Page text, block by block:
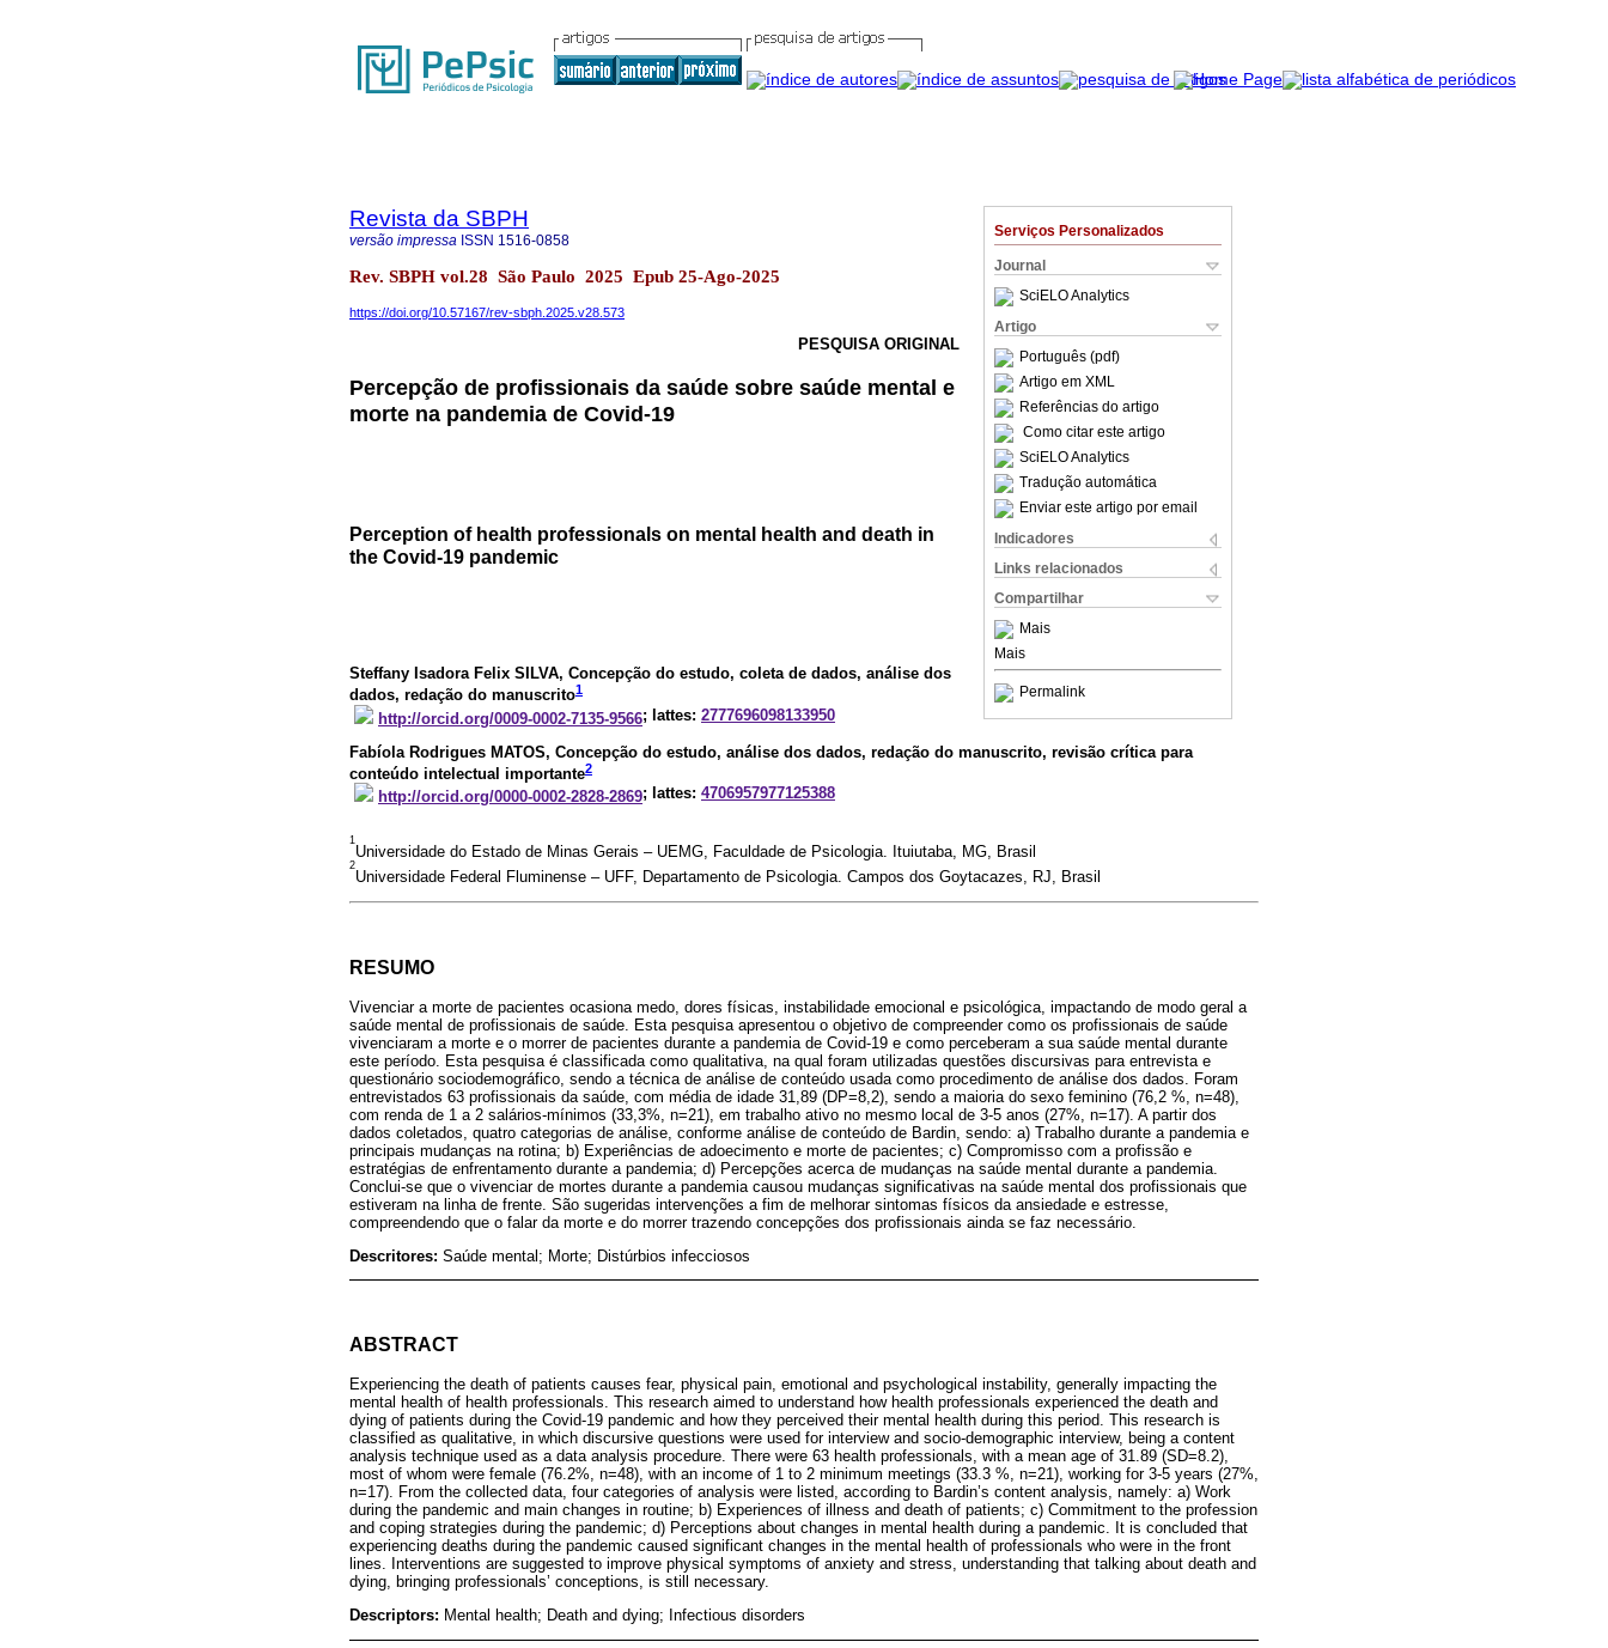
Serviços Personalizados
Journal
SciELO Analytics
Artigo
Português (pdf)
Artigo em XML
Referências do artigo
Como citar este artigo
SciELO Analytics
Tradução automática
Enviar este artigo por email
Indicadores
Links relacionados
Compartilhar
Mais
Mais
Permalink
Revista da SBPH
versão impressa ISSN 1516-0858
Rev. SBPH vol.28 São Paulo 2025 Epub 25-Ago-2025
https://doi.org/10.57167/rev-sbph.2025.v28.573
PESQUISA ORIGINAL
Percepção de profissionais da saúde sobre saúde mental e
morte na pandemia de Covid-19
Perception of health professionals on mental health and death in
the Covid-19 pandemic
Steffany Isadora Felix SILVA, Concepção do estudo, coleta de dados, análise dos
dados, redação do manuscrito1
http://orcid.org/0009-0002-7135-9566; lattes: 2777696098133950
Fabíola Rodrigues MATOS, Concepção do estudo, análise dos dados, redação do manuscrito, revisão crítica para
conteúdo intelectual importante2
http://orcid.org/0000-0002-2828-2869; lattes: 4706957977125388
1
Universidade do Estado de Minas Gerais – UEMG, Faculdade de Psicologia. Ituiutaba, MG, Brasil
2
Universidade Federal Fluminense – UFF, Departamento de Psicologia. Campos dos Goytacazes, RJ, Brasil
RESUMO
Vivenciar a morte de pacientes ocasiona medo, dores físicas, instabilidade emocional e psicológica, impactando de modo geral a
saúde mental de profissionais de saúde. Esta pesquisa apresentou o objetivo de compreender como os profissionais de saúde
vivenciaram a morte e o morrer de pacientes durante a pandemia de Covid-19 e como perceberam a sua saúde mental durante
este período. Esta pesquisa é classificada como qualitativa, na qual foram utilizadas questões discursivas para entrevista e
questionário sociodemográfico, sendo a técnica de análise de conteúdo usada como procedimento de análise dos dados. Foram
entrevistados 63 profissionais da saúde, com média de idade 31,89 (DP=8,2), sendo a maioria do sexo feminino (76,2 %, n=48),
com renda de 1 a 2 salários-mínimos (33,3%, n=21), em trabalho ativo no mesmo local de 3-5 anos (27%, n=17). A partir dos
dados coletados, quatro categorias de análise, conforme análise de conteúdo de Bardin, sendo: a) Trabalho durante a pandemia e
principais mudanças na rotina; b) Experiências de adoecimento e morte de pacientes; c) Compromisso com a profissão e
estratégias de enfrentamento durante a pandemia; d) Percepções acerca de mudanças na saúde mental durante a pandemia.
Conclui-se que o vivenciar de mortes durante a pandemia causou mudanças significativas na saúde mental dos profissionais que
estiveram na linha de frente. São sugeridas intervenções a fim de melhorar sintomas físicos da ansiedade e estresse,
compreendendo que o falar da morte e do morrer trazendo concepções dos profissionais ainda se faz necessário.
Descritores: Saúde mental; Morte; Distúrbios infecciosos
ABSTRACT
Experiencing the death of patients causes fear, physical pain, emotional and psychological instability, generally impacting the
mental health of health professionals. This research aimed to understand how health professionals experienced the death and
dying of patients during the Covid-19 pandemic and how they perceived their mental health during this period. This research is
classified as qualitative, in which discursive questions were used for interview and socio-demographic interview, being a content
analysis technique used as a data analysis procedure. There were 63 health professionals, with a mean age of 31.89 (SD=8.2),
most of whom were female (76.2%, n=48), with an income of 1 to 2 minimum meetings (33.3 %, n=21), working for 3-5 years (27%,
n=17). From the collected data, four categories of analysis were listed, according to Bardin’s content analysis, namely: a) Work
during the pandemic and main changes in routine; b) Experiences of illness and death of patients; c) Commitment to the profession
and coping strategies during the pandemic; d) Perceptions about changes in mental health during a pandemic. It is concluded that
experiencing deaths during the pandemic caused significant changes in the mental health of professionals who were in the front
lines. Interventions are suggested to improve physical symptoms of anxiety and stress, understanding that talking about death and
dying, bringing professionals’ conceptions, is still necessary.
Descriptors: Mental health; Death and dying; Infectious disorders